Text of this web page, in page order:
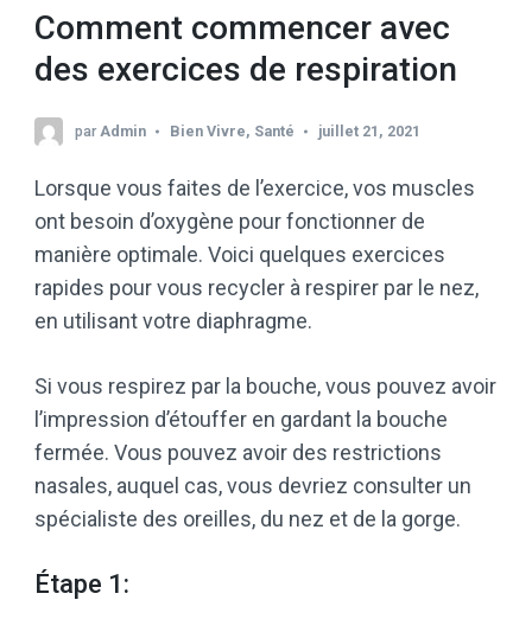
Comment commencer avec
des exercices de respiration
par Admin Bien Vivre, Santé juillet 21, 2021
Lorsque vous faites de l’exercice, vos muscles
ont besoin d’oxygène pour fonctionner de
manière optimale. Voici quelques exercices
rapides pour vous recycler à respirer par le nez,
en utilisant votre diaphragme.
Si vous respirez par la bouche, vous pouvez avoir
l’impression d’étouffer en gardant la bouche
fermée. Vous pouvez avoir des restrictions
nasales, auquel cas, vous devriez consulter un
spécialiste des oreilles, du nez et de la gorge.
Étape 1: